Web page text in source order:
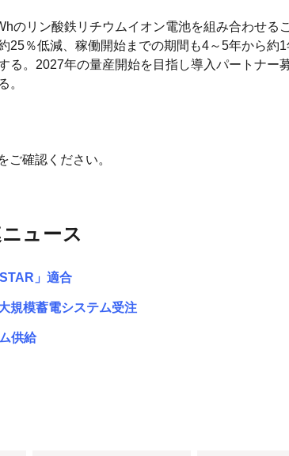
のリン酸鉄リチウムイオン電池を組み合わせる
％低減、稼働開始までの期間も4～5年から約
。2027年の量産開始を目指し導入パートナー
。
確認ください。
ュース
」適合
規模蓄電システム受注
供給